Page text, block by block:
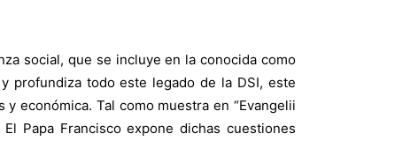
social, que se incluye en la conocida como
profundiza todo este legado de la DSI, este
económica. Tal como muestra en “Evangelii
Papa Francisco expone dichas cuestiones